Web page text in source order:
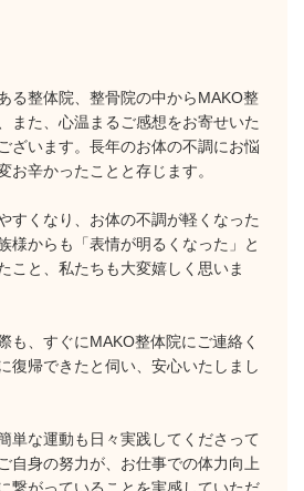
る整体院、整骨院の中からMAKO整
また、心温まるご感想をお寄せいた
ざいます。長年のお体の不調にお悩
お辛かったことと存じます。
すくなり、お体の不調が軽くなった
様からも「表情が明るくなった」と
こと、私たちも大変嬉しく思いま
も、すぐにMAKO整体院にご連絡く
復帰できたと伺い、安心いたしまし
単な運動も日々実践してくださって
自身の努力が、お仕事での体力向上